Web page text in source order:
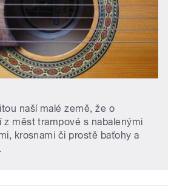
naší malé země, že o
z měst trampové s nabalenými
krosnami či prostě baťohy a